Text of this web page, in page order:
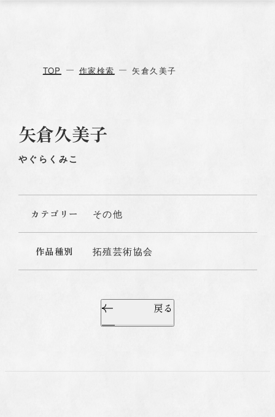
TOP 作家検索 矢倉久美子
矢倉久美子
やぐらくみこ
カテゴリー その他
作品種別 拓殖芸術協会
戻る